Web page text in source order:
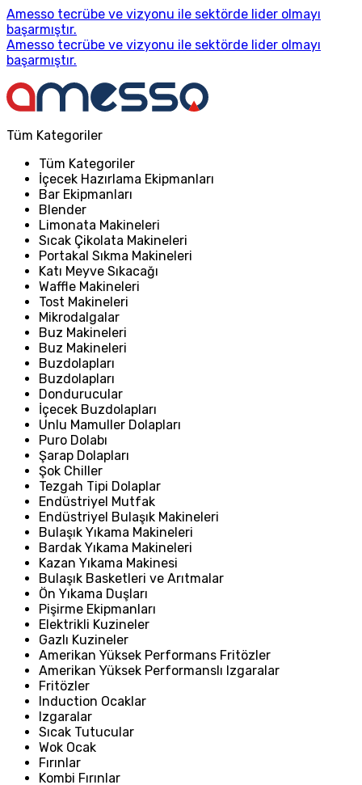
Amesso tecrübe ve vizyonu ile sektörde lider olmayı
başarmıştır.
Amesso tecrübe ve vizyonu ile sektörde lider olmayı
başarmıştır.
Tüm Kategoriler
Tüm Kategoriler
İçecek Hazırlama Ekipmanları
Bar Ekipmanları
Blender
Limonata Makineleri
Sıcak Çikolata Makineleri
Portakal Sıkma Makineleri
Katı Meyve Sıkacağı
Waffle Makineleri
Tost Makineleri
Mikrodalgalar
Buz Makineleri
Buz Makineleri
Buzdolapları
Buzdolapları
Dondurucular
İçecek Buzdolapları
Unlu Mamuller Dolapları
Puro Dolabı
Şarap Dolapları
Şok Chiller
Tezgah Tipi Dolaplar
Endüstriyel Mutfak
Endüstriyel Bulaşık Makineleri
Bulaşık Yıkama Makineleri
Bardak Yıkama Makineleri
Kazan Yıkama Makinesi
Bulaşık Basketleri ve Arıtmalar
Ön Yıkama Duşları
Pişirme Ekipmanları
Elektrikli Kuzineler
Gazlı Kuzineler
Amerikan Yüksek Performans Fritözler
Amerikan Yüksek Performanslı Izgaralar
Fritözler
Induction Ocaklar
Izgaralar
Sıcak Tutucular
Wok Ocak
Fırınlar
Kombi Fırınlar